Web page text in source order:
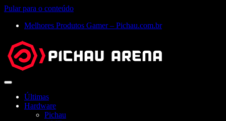
Pular para o conteúdo
Melhores Produtos Gamer – Pichau.com.br
Abrir
Últimas
Hardware
Pichau